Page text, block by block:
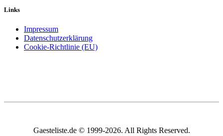
Links
Impressum
Datenschutzerklärung
Cookie-Richtlinie (EU)
Gaesteliste.de © 1999-2026. All Rights Reserved.